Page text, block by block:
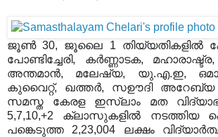
ജൂണ്‍ 30, ജൂലൈ 1 തിയ്യതികളില്‍
പോണ്ടിച്ചേരി, കര്‍ണ്ണാടക,
അന്തമാന്‍, മലേഷ്യ, യു.എ.ഇ,
കുവൈറ്റ്, ഖത്തര്‍, സഊദി അറേബ്യ
സമസ്ത കേരള ഇസ്‌ലാം മത
5,7,10,+2 ക്ലാസുകളില്‍ നടത്തിയ
പങ്കെടുത്ത 2,23,004 ലക്ഷം